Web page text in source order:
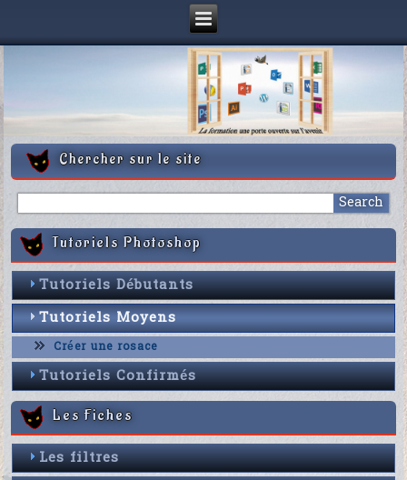
Chercher sur le site
Tutoriels Photoshop
Tutoriels Débutants
Tutoriels Moyens
Créer une rosace
Tutoriels Confirmés
Les Fiches
Les filtres